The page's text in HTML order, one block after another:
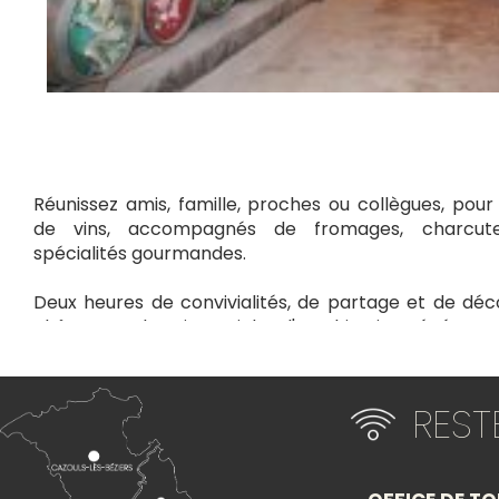
Réunissez amis, famille, proches ou collègues,
de vins, accompagnés de fromages,
spécialités gourmandes.
Deux heures de convivialités, de partage et de
château authentique, riche d'une histoire
+